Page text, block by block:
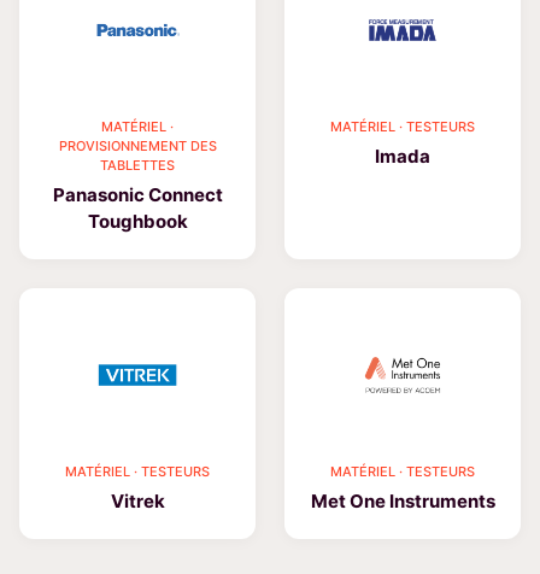
MATÉRIEL ·
PROVISIONNEMENT DES
TABLETTES
Panasonic Connect
Toughbook
MATÉRIEL · TESTEURS
Imada
MATÉRIEL · TESTEURS
Vitrek
MATÉRIEL · TESTEURS
Met One Instruments